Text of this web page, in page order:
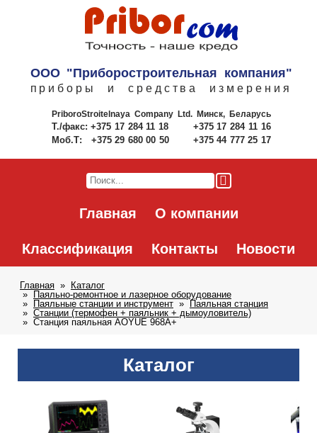
ООО "Приборостроительная компания"
приборы и средства измерения
PriboroStroitelnaya Company Ltd.Минск, Беларусь
Т./факс: +375 17 284 11 18
+375 17 284 11 16
Моб.Т:
+375 29 680 00 50 +375 44 777 25 17
Главная О компании
Классификация Контакты Новости
Главная
Каталог
Паяльно-ремонтное и лазерное оборудование
Паяльные станции и инструмент
Паяльная станция
Станции (термофен + паяльник + дымоуловитель)
Станция паяльная AOYUE 968A+
Каталог